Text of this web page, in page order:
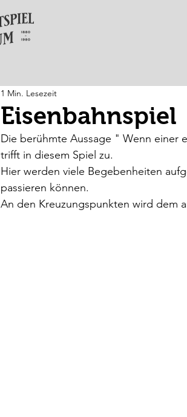
Eisenbahnspiel
1 Min. Lesezeit
Die berühmte Aussage " Wenn einer
trifft in diesem Spiel zu.
Hier werden viele Begebenheiten
passieren können.
An den Kreuzungspunkten wird dem